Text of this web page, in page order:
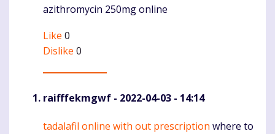
azithromycin 250mg online
Like 0
Dislike 0
raifffekmgwf - 2022-04-03 - 14:14
Komentaras
tadalafil online with out prescription where to